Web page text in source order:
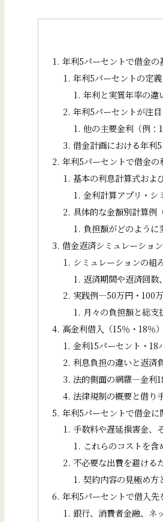
年利5パーセントで借金
年利5パーセントの定
年利と実質年率の違
年利5パーセントが注
他の主要金利（例：
借金計画における年利
年利5パーセントで借金
基本の利息計算式およ
金利計算アプリ・シ
具体的な金額別計算例
負担額がどのよう
借金返済シミュレーショ
シミュレーションの組
返済期間や返済回
実践例―50万円・100
月々の負担額と総
高金利借入（15％・18％
金利15パーセント・18
利息負担の違いと返済
法的側面の網羅―金利
法律規制の概要と借り
年利5パーセントで借金
手数料や遅延損害金、
これらのコストを
不必要な出費を避ける
契約内容の見極め方
年利5パーセントで借入
銀行、消費者金融、ネ